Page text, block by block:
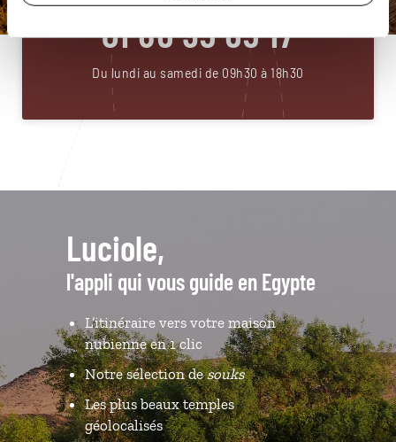
01 86 95 65 17
Du lundi au samedi de 09h30 à 18h30
Luciole,
l'appli qui vous guide en Egypte
L’itinéraire vers votre maison
nubienne en 1 clic
Notre sélection desouks
Les plus beaux temples
géolocalisés